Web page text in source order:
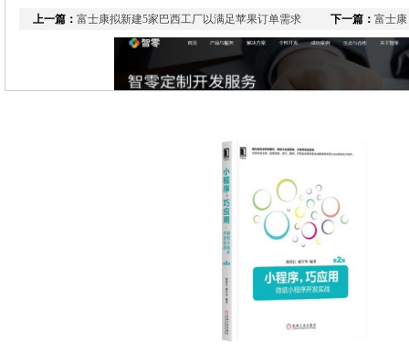
上一篇： 富士康拟新建5家巴西工厂以满足苹果订单需求 下一篇： 富士